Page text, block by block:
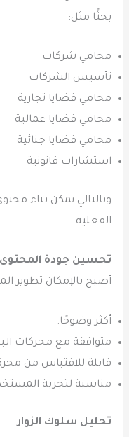
بحثًا مثل:
محامي شركات
تأسيس الشركات
محامي قضايا تجارية
محامي قضايا عمالية
محامي قضايا جنائية
استشارات قانونية
وبالتالي يمكن بناء
الفعلية.
تحسين جودة المحتوى
أصبح بالإمكان تطوير
أكثر وضوحًا.
متوافقة مع محركات
قابلة للاقتباس من
مناسبة لتجربة
تحليل سلوك الزوار